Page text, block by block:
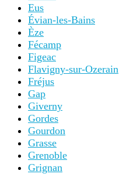
Eus
Évian-les-Bains
Èze
Fécamp
Figeac
Flavigny-sur-Ozerain
Fréjus
Gap
Giverny
Gordes
Gourdon
Grasse
Grenoble
Grignan